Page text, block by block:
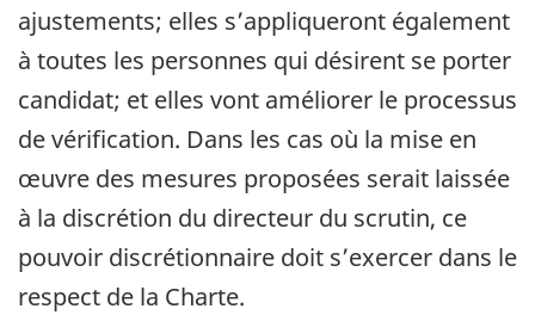
ajustements; elles s’appliqueront également
à toutes les personnes qui désirent se porter
candidat; et elles vont améliorer le processus
de vérification. Dans les cas où la mise en
œuvre des mesures proposées serait laissée
à la discrétion du directeur du scrutin, ce
pouvoir discrétionnaire doit s’exercer dans le
respect de la Charte.